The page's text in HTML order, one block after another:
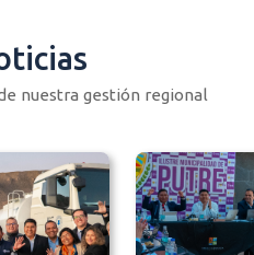
nuestra gestión regional